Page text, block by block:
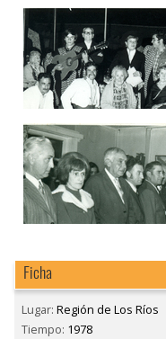
Ficha
Lugar: Región de Los Ríos
Tiempo: 1978